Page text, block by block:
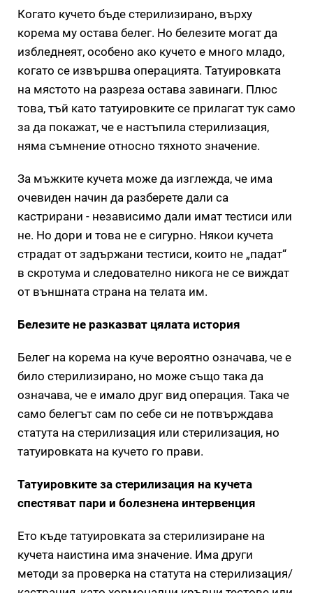
Когато кучето бъде стерилизирано, върху
корема му остава белег. Но белезите могат да
избледнеят, особено ако кучето е много младо,
когато се извършва операцията. Татуировката
на мястото на разреза остава завинаги. Плюс
това, тъй като татуировките се прилагат тук само
за да покажат, че е настъпила стерилизация,
няма съмнение относно тяхното значение.
За мъжките кучета може да изглежда, че има
очевиден начин да разберете дали са
кастрирани - независимо дали имат тестиси или
не. Но дори и това не е сигурно. Някои кучета
страдат от задържани тестиси, които не „падат“
в скротума и следователно никога не се виждат
от външната страна на телата им.
Белезите не разказват цялата история
Белег на корема на куче вероятно означава, че е
било стерилизирано, но може също така да
означава, че е имало друг вид операция. Така че
само белегът сам по себе си не потвърждава
статута на стерилизация или стерилизация, но
татуировката на кучето го прави.
Татуировките за стерилизация на кучета
спестяват пари и болезнена интервенция
Ето къде татуировката за стерилизиране на
кучета наистина има значение. Има други
методи за проверка на статута на стерилизация/